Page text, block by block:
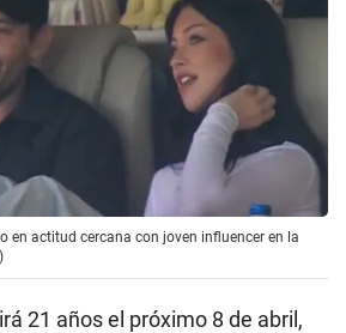
en actitud cercana con joven influencer en la
21 años el próximo 8 de abril,